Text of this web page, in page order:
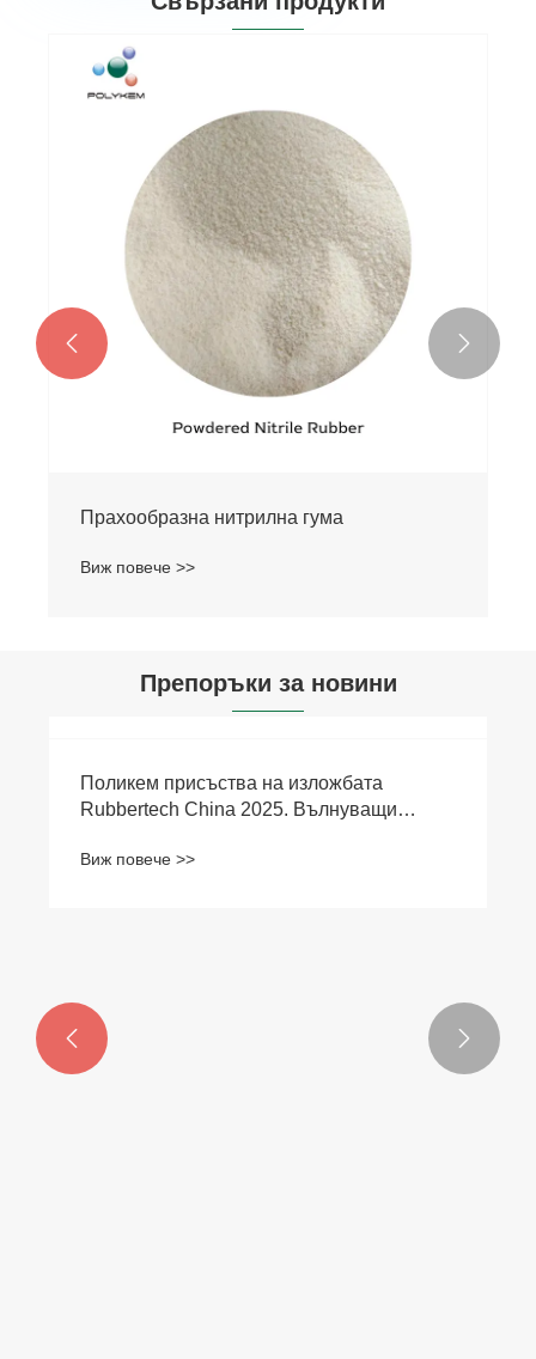
Прахообразна нитрилна гума
Виж повече >>
 
Препоръки за новини
Поликем присъства на изложбата
Rubbertech China 2025. Вълнуващи
 